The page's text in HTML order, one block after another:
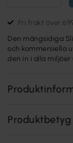
Fri frakt över
Den mångsidiga
och kommersiella
den in i alla miljöer
Produktbetyg